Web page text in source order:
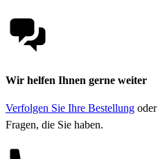
Wir helfen Ihnen gerne weiter
Verfolgen Sie Ihre Bestellung oder
Fragen, die Sie haben.